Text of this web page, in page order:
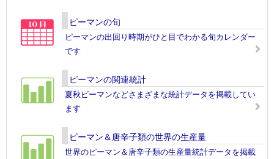
ピーマンの旬
ピーマンの出回り時期がひと目でわかる旬カレンダー
です
ピーマンの関連統計
夏秋ピーマンなどさまざまな統計データを掲載してい
ます
ピーマン＆唐辛子類の世界の生産量
世界のピーマン＆唐辛子類の生産量統計データを掲載